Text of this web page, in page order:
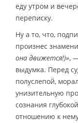
еду утром и
переписку.
Ну а то, что,
произнес
она движется!)»,
выдумка. Перед
полуслепой,
унизительную
сознания
отношению к